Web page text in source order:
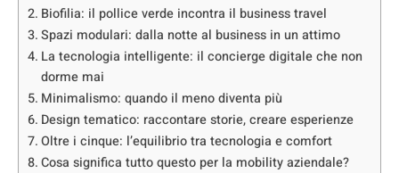
Biofilia: il pollice verde incontra il business travel
Spazi modulari: dalla notte al business in un attimo
La tecnologia intelligente: il concierge digitale che non
dorme mai
Minimalismo: quando il meno diventa più
Design tematico: raccontare storie, creare esperienze
Oltre i cinque: l’equilibrio tra tecnologia e comfort
Cosa significa tutto questo per la mobility aziendale?